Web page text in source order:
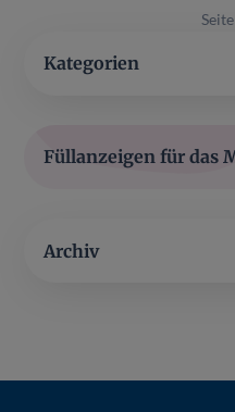
Kategorien
Füllanzeigen für das
Archiv